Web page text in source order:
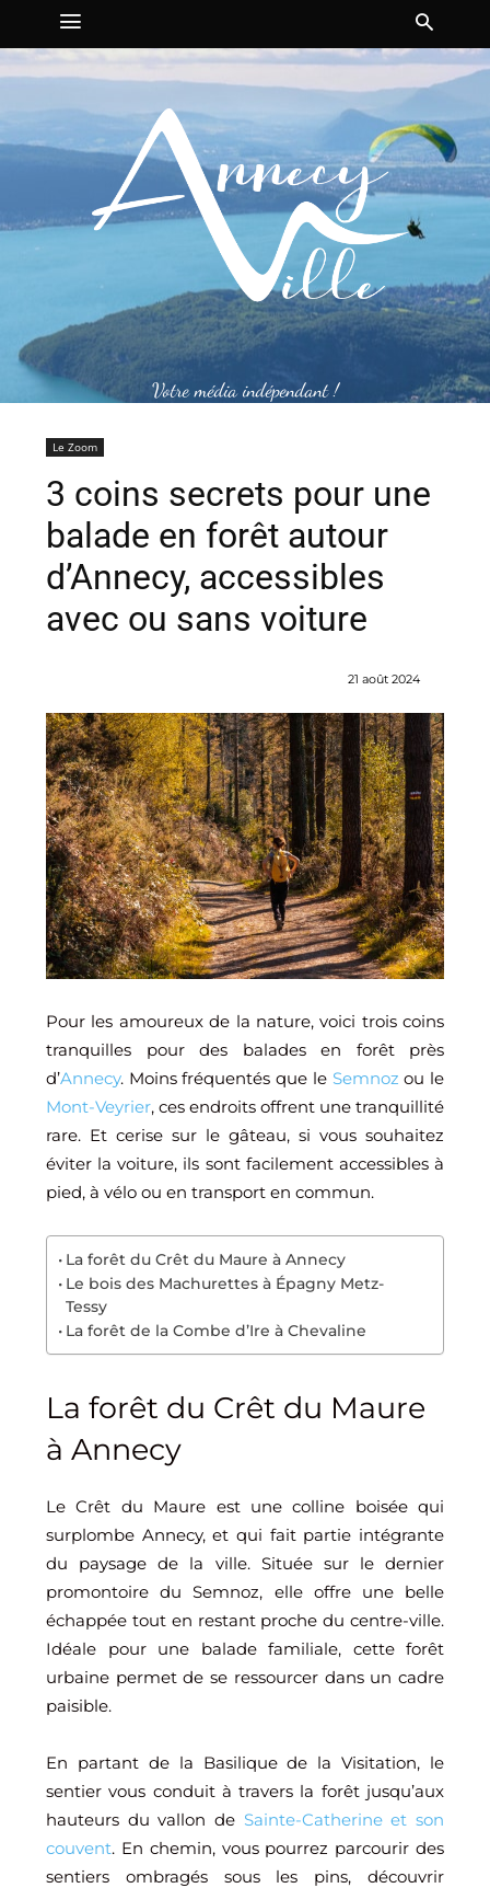
Votre média indépendant !
Le Zoom
3 coins secrets pour une
balade en forêt autour
d’Annecy, accessibles
avec ou sans voiture
21 août 2024
Pour les amoureux de la nature, voici trois coins
tranquilles pour des balades en forêt près
d’Annecy. Moins fréquentés que le Semnoz ou le
Mont-Veyrier, ces endroits offrent une tranquillité
rare. Et cerise sur le gâteau, si vous souhaitez
éviter la voiture, ils sont facilement accessibles à
pied, à vélo ou en transport en commun.
La forêt du Crêt du Maure à Annecy
Le bois des Machurettes à Épagny Metz-
Tessy
La forêt de la Combe d’Ire à Chevaline
La forêt du Crêt du Maure
à Annecy
Le Crêt du Maure est une colline boisée qui
surplombe Annecy, et qui fait partie intégrante
du paysage de la ville. Située sur le dernier
promontoire du Semnoz, elle offre une belle
échappée tout en restant proche du centre-ville.
Idéale pour une balade familiale, cette forêt
urbaine permet de se ressourcer dans un cadre
paisible.
En partant de la Basilique de la Visitation, le
sentier vous conduit à travers la forêt jusqu’aux
hauteurs du vallon de Sainte-Catherine et son
couvent. En chemin, vous pourrez parcourir des
sentiers ombragés sous les pins, découvrir